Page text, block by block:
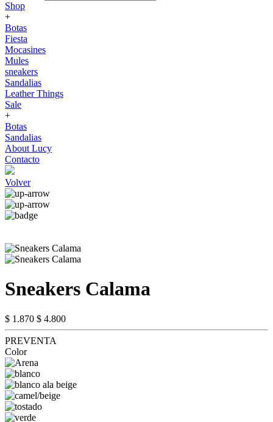
Shop
+
Botas
Fiesta
Mocasines
Mules
sneakers
Sandalias
Leather Things
Sale
+
Botas
Sandalias
About Lucy
Contacto
Volver
Sneakers Calama
$ 1.870 $ 4.800
PREVENTA
Color